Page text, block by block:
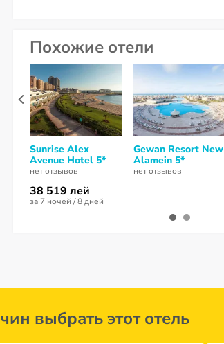
Похожие отели
Sunrise Alex
Avenue Hotel 5*
нет отзывов
38 519 лей
за 7 ночей / 8 дней
Gewan Resort New
Alamein 5*
нет отзывов
выбрать этот отель